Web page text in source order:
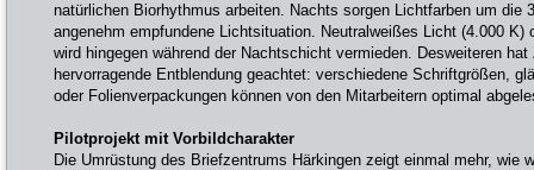
natürlichen Biorhythmus arbeiten. Nachts sorgen Lichtfarben um die
angenehm empfundene Lichtsituation. Neutralweißes Licht (4.000 K)
wird hingegen während der Nachtschicht vermieden. Desweiteren
hervorragende Entblendung geachtet: verschiedene Schriftgrößen,
oder Folienverpackungen können von den Mitarbeitern optimal
Pilotprojekt mit Vorbildcharakter
Die Umrüstung des Briefzentrums Härkingen zeigt einmal mehr, wie